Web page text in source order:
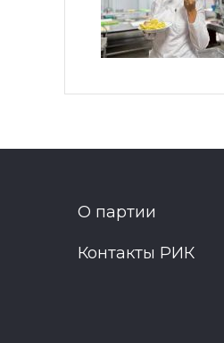
О партии
Контакты РИК